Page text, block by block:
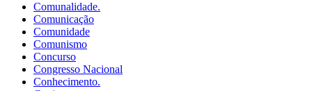
Comunalidade.
Comunicação
Comunidade
Comunismo
Concurso
Congresso Nacional
Conhecimento.